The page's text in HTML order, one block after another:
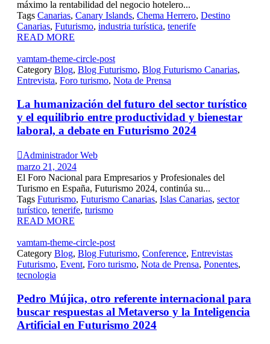
máximo la rentabilidad del negocio hotelero...
Tags Canarias, Canary Islands, Chema Herrero, Destino
Canarias, Futurismo, industria turística, tenerife
READ MORE
vamtam-theme-circle-post
Category Blog, Blog Futurismo, Blog Futurismo Canarias,
Entrevista, Foro turismo, Nota de Prensa
La humanización del futuro del sector turístico
y el equilibrio entre productividad y bienestar
laboral, a debate en Futurismo 2024
Administrador Web
marzo 21, 2024
El Foro Nacional para Empresarios y Profesionales del
Turismo en España, Futurismo 2024, continúa su...
Tags Futurismo, Futurismo Canarias, Islas Canarias, sector
turístico, tenerife, turismo
READ MORE
vamtam-theme-circle-post
Category Blog, Blog Futurismo, Conference, Entrevistas
Futurismo, Event, Foro turismo, Nota de Prensa, Ponentes,
tecnologia
Pedro Mújica, otro referente internacional para
buscar respuestas al Metaverso y la Inteligencia
Artificial en Futurismo 2024